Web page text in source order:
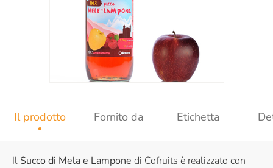
Il prodotto Fornito da Etichetta
Il Succo di Mela e Lampone di Cofruits è realizzato con